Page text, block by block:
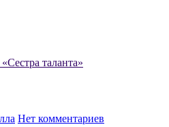
таланта»
Нет комментариев